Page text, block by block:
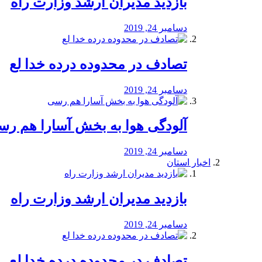
دسامبر 24, 2019
تصادف در محدوده درده خدا لع
دسامبر 24, 2019
آلودگی هوا به بخش آسارا هم
دسامبر 24, 2019
اخبار استان
بازدید مدیران ارشد وزارت راه
دسامبر 24, 2019